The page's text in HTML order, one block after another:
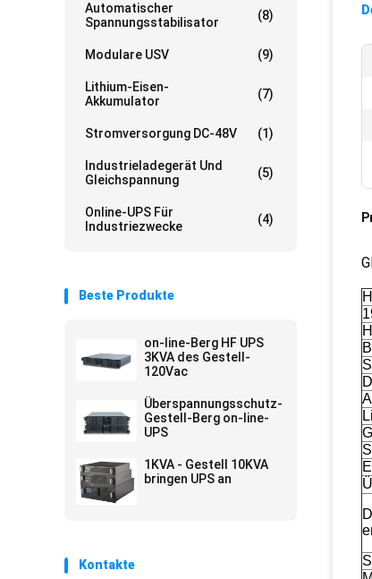
Automatischer
Spannungsstabilisator
(8)
Modulare USV (9)
Lithium-Eisen-
Akkumulator
(7)
Stromversorgung DC-48V (1)
Industrieladegerät Und
Gleichspannung
(5)
Online-UPS Für
Industriezwecke
(4)
Beste Produkte
on-line-Berg HF UPS
3KVA des Gestell-
120Vac
Überspannungsschutz-
Gestell-Berg on-line-
UPS
1KVA - Gestell 10KVA
bringen UPS an
Kontakte